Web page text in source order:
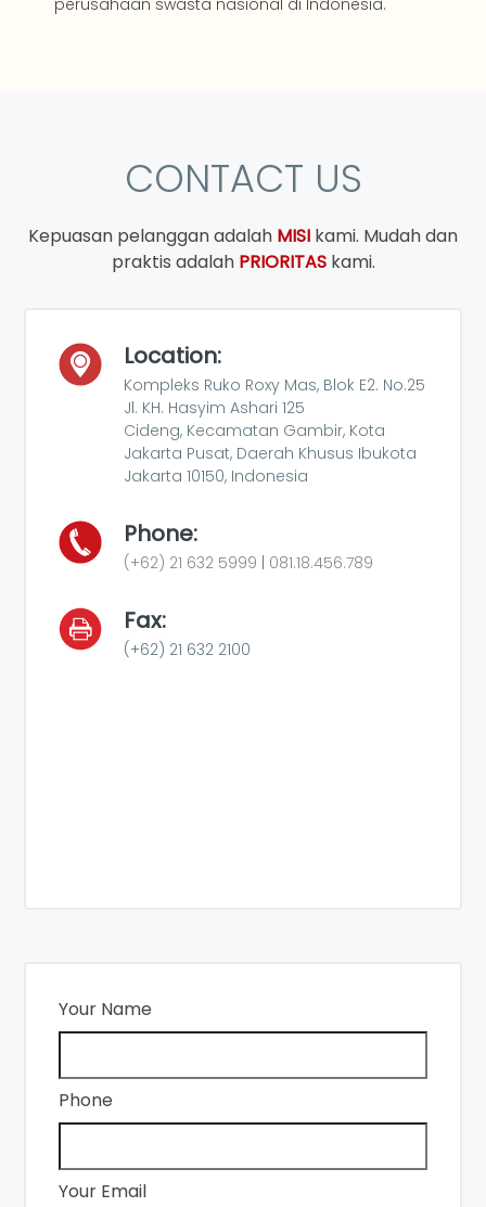
CONTACT US
Kepuasan pelanggan adalah MISI kami. Mudah dan
praktis adalah PRIORITASkami.
Location:
Kompleks Ruko Roxy Mas, Blok E2. No.25
Jl. KH. Hasyim Ashari 125
Cideng, Kecamatan Gambir, Kota
Jakarta Pusat, Daerah Khusus Ibukota
Jakarta 10150, Indonesia
Phone:
(+62) 21 632 5999 | 081.18.456.789
Fax:
(+62) 21 632 2100
Your Name
Phone
Your Email